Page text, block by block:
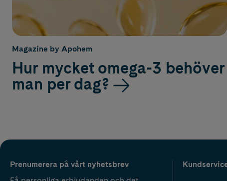
Magazine by Apohem
Hur mycket omega-3 behöver
man per dag?
Prenumerera på vårt nyhetsbrev